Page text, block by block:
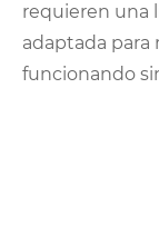
requieren una
adaptada para
funcionando